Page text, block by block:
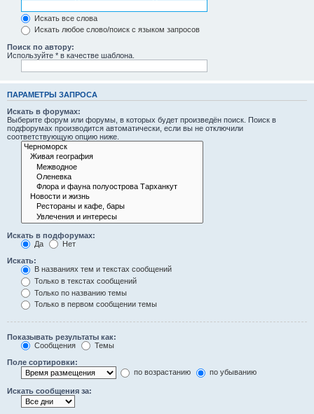
Искать все слова
Искать любое слово/поиск с языком запросов
Поиск по автору:
Используйте * в качестве шаблона.
ПАРАМЕТРЫ ЗАПРОСА
Искать в форумах:
Выберите форум или форумы, в которых будет произведён поиск. Поиск в
подфорумах производится автоматически, если вы не отключили
соответствующую опцию ниже.
Искать в подфорумах:
Да
Нет
Искать:
В названиях тем и текстах сообщений
Только в текстах сообщений
Только по названию темы
Только в первом сообщении темы
Показывать результаты как:
Сообщения
Темы
Поле сортировки:
по возрастанию
по убыванию
Искать сообщения за: